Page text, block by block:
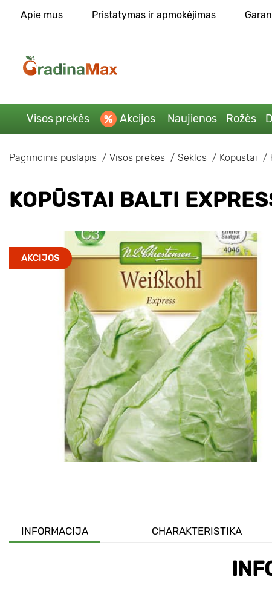
Apie mus Pristatymas ir apmokėjimas
Visos prekės Akcijos Naujienos Rožės
Pagrindinis puslapis Visos prekės Sėklos Kopūstai
KOPŪSTAI BALTI
AKCIJOS
INFORMACIJA CHARAKTERISTIKA